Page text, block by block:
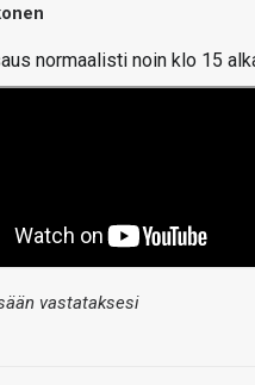
normaalisti noin klo 15
vastataksesi